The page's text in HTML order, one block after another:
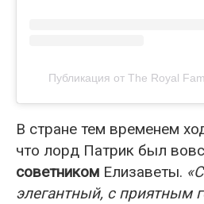
Публикация от The Royal
В стране тем временем
что лорд Патрик был
советником Елизаветы.
элегантный, с приятным